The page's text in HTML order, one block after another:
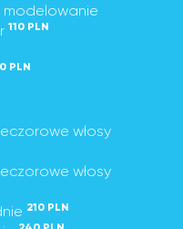
modelowanie
110 PLN
PLN
włosy
włosy
210 PLN